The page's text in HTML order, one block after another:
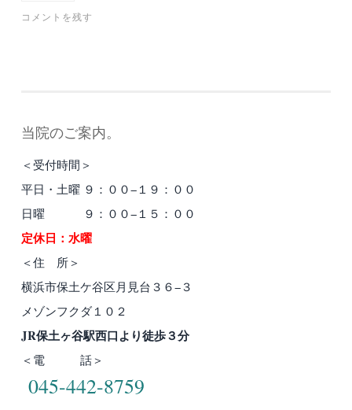
コメントを残す
当院のご案内。
＜受付時間＞
平日・土曜 ９：００−１９：００
日曜 ９：００−１５：００
定休日：水曜
＜住 所＞
横浜市保土ケ谷区月見台３６−３
メゾンフクダ１０２
JR保土ヶ谷駅西口より徒歩３分
＜電 話＞
045-442-8759